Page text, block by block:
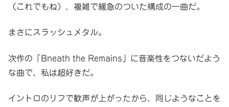
（これでもね）、複雑で緩急のついた構成の一曲だ。
まさにスラッシュメタル。
次作の「Bneath the Remains」に音楽性をつないだよう
な曲で、私は超好きだ。
イントロのリフで歓声が上がったから、同じようなことを